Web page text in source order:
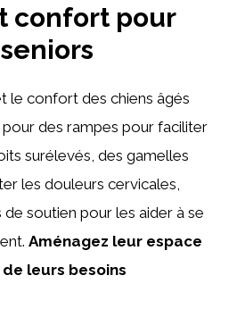
confort pour
le confort des chiens âgés
des rampes pour faciliter
surélevés, des gamelles
les douleurs cervicales,
de soutien pour les aider à se
Aménagez leur espace
leurs besoins